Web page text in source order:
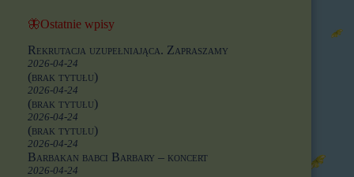
🦋Ostatnie wpisy
Rekrutacja uzupełniająca. Zapraszamy
2026-04-24
(brak tytułu)
2026-04-24
(brak tytułu)
2026-04-24
(brak tytułu)
2026-04-24
Barbakan babci Barbary – koncert
2026-04-24